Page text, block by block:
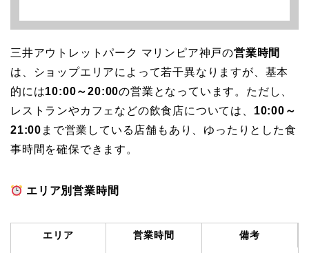
三井アウトレットパーク マリンピア神戸の営業時間
は、ショップエリアによって若干異なりますが、基本
的には10:00～20:00の営業となっています。ただし、
レストランやカフェなどの飲食店については、 10:00～
21:00 まで営業している店舗もあり、ゆったりとした食
事時間を確保できます。
エリア別営業時間
エリア 営業時間 備考